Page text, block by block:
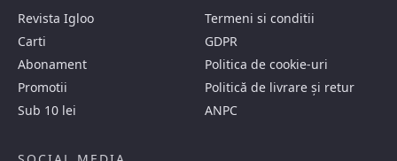
Revista Igloo
Carti
Abonament
Promotii
Sub 10 lei
Termeni si conditii
GDPR
Politica de cookie-uri
Politică de livrare și retur
ANPC